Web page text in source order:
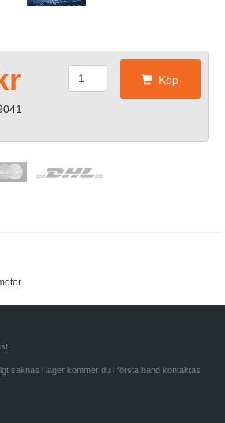
Köp
saknas i lager kommer du i första hand kontaktas